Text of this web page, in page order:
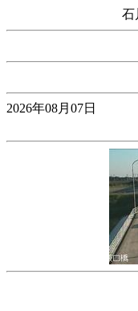
石
2026年08月07日